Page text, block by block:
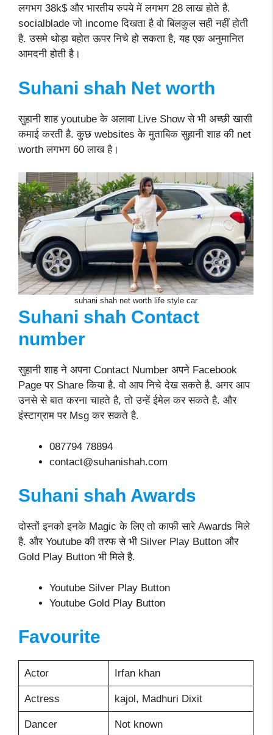
लगभग 38k$ और भारतीय रुपये में लगभग 28 लाख होते है.
socialblade जो income दिखता है वो बिलकुल सही नहीं होती
है. उसमे थोड़ा बहोत ऊपर निचे हो सकता है, यह एक अनुमानित
आमदनी होती है।
Suhani shah Net worth
सुहानी शाह youtube के अलावा Live Show से भी अच्छी खासी
कमाई करती है. कुछ websites के मुताबिक सुहानी शाह की net
worth लगभग 60 लाख है।
suhani shah net worth life style car
Suhani shah Contact
number
सुहानी शाह ने अपना Contact Number अपने Facebook
Page पर Share किया है. वो आप निचे देख सकते है. अगर आप
उनसे से बात करना चाहते है, तो उन्हें ईमेल कर सकते है. और
इंस्टाग्राम पर Msg कर सकते है.
087794 78894
contact@suhanishah.com
Suhani shah Awards
दोस्तों इनको इनके Magic के लिए तो काफी सारे Awards मिले
है. और Youtube की तरफ से भी Silver Play Button और
Gold Play Button भी मिले है.
Youtube Silver Play Button
Youtube Gold Play Button
Favourite
Actor Irfan khan
Actress kajol, Madhuri Dixit
Dancer Not known